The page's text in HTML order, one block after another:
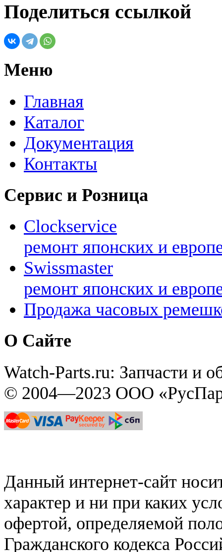
Поделиться ссылкой
Меню
Главная
Каталог
Документация
Контакты
Сервис и Розница
Clockservice
ремонт японских и
Swissmaster
ремонт японских и
Продажа часовых
О Сайте
Watch-Parts.ru: Запчасти и
© 2004—2023 ООО
Данный интернет-сайт
характер и ни при каких
офертой, определяемой
Гражданского кодекса